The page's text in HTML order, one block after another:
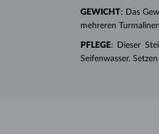
GEWICHT: Das
mehreren
PFLEGE: Dieser
Seifenwasser.